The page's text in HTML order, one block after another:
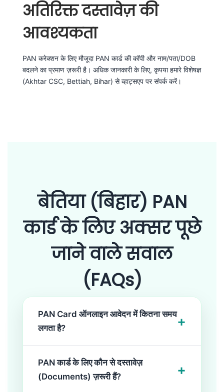
अतिरिक्त दस्तावेज़ की
आवश्यकता
PAN करेक्शन के लिए मौजूदा PAN कार्ड की कॉपी और नाम/पता/DOB
बदलने का प्रमाण ज़रूरी है। अधिक जानकारी के लिए, कृपया हमारे विशेषज्ञ
(Akhtar CSC, Bettiah, Bihar) से व्हाट्सएप पर संपर्क करें।
बेतिया (बिहार) PAN
कार्ड के लिए अक्सर पूछे
जाने वाले सवाल
(FAQs)
PAN Card ऑनलाइन आवेदन में कितना समय
लगता है?
+
ई-पैन (e-PAN) आमतौर पर 4 से 7 कार्य दिवसों में ईमेल पर
आ जाता है। फिजिकल PAN कार्ड 10 से 15 कार्य दिवसों में
आपके पते पर भेज दिया जाता है।
PAN कार्ड के लिए कौन से दस्तावेज़
(Documents) ज़रूरी हैं?
+